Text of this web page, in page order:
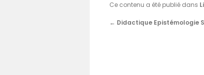
Ce contenu a été publié dans
← Didactique Epistémologie